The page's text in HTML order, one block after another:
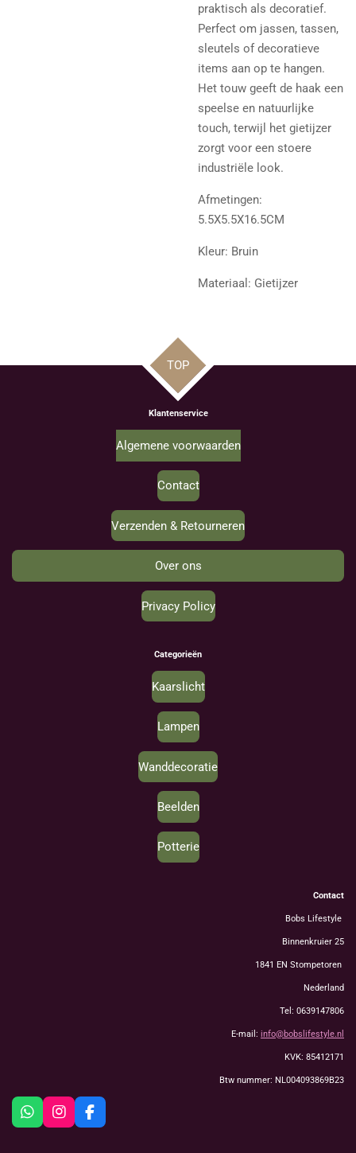
praktisch als decoratief.
Perfect om jassen, tassen,
sleutels of decoratieve
items aan op te hangen.
Het touw geeft de haak een
speelse en natuurlijke
touch, terwijl het gietijzer
zorgt voor een stoere
industriële look.
Afmetingen:
5.5X5.5X16.5CM
Kleur: Bruin
Materiaal: Gietijzer
TOP
Klantenservice
Algemene voorwaarden
Contact
Verzenden & Retourneren
Over ons
Privacy Policy
Categorieën
Kaarslicht
Lampen
Wanddecoratie
Beelden
Potterie
Contact
Bobs Lifestyle
Binnenkruier 25
1841 EN Stompetoren
Nederland
Tel: 0639147806
E-mail: info@bobslifestyle.nl
KVK: 85412171
Btw nummer: NL004093869B23
W
h
I
n
F
a